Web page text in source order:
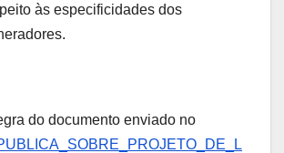
às especificidades dos
do documento enviado no